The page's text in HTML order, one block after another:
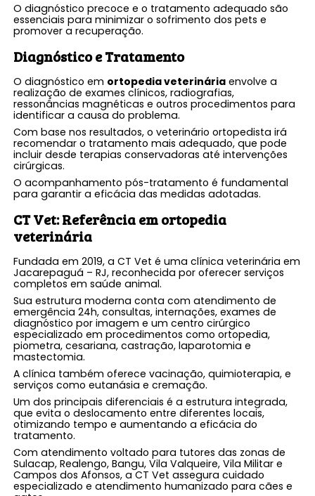
O diagnóstico precoce e o tratamento adequado são
essenciais para minimizar o sofrimento dos pets e
promover a recuperação.
Diagnóstico e Tratamento
O diagnóstico em ortopedia veterinária envolve a
realização de exames clínicos, radiografias,
ressonâncias magnéticas e outros procedimentos para
identificar a causa do problema.
Com base nos resultados, o veterinário ortopedista irá
recomendar o tratamento mais adequado, que pode
incluir desde terapias conservadoras até intervenções
cirúrgicas.
O acompanhamento pós-tratamento é fundamental
para garantir a eficácia das medidas adotadas.
CT Vet: Referência emortopedia
veterinária
Fundada em 2019, a CT Vet é uma clínica veterinária em
Jacarepaguá – RJ, reconhecida por oferecer serviços
completos em saúde animal.
Sua estrutura moderna conta com atendimento de
emergência 24h, consultas, internações, exames de
diagnóstico por imagem e um centro cirúrgico
especializado em procedimentos como ortopedia,
piometra, cesariana, castração, laparotomia e
mastectomia.
A clínica também oferece vacinação, quimioterapia, e
serviços como eutanásia e cremação.
Um dos principais diferenciais é a estrutura integrada,
que evita o deslocamento entre diferentes locais,
otimizando tempo e aumentando a eficácia do
tratamento.
Com atendimento voltado para tutores das zonas de
Sulacap, Realengo, Bangu, Vila Valqueire, Vila Militar e
Campos dos Afonsos, a CT Vet assegura cuidado
especializado e atendimento humanizado para cães e